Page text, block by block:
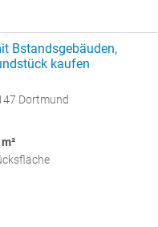
Bstandsgebäuden,
kaufen
Dortmund